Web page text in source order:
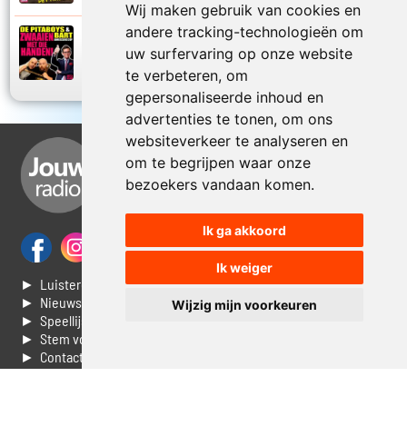
Wij maken gebruik van cookies en
andere tracking-technologieën om
uw surfervaring op onze website
te verbeteren, om
gepersonaliseerde inhoud en
advertenties te tonen, om ons
websiteverkeer te analyseren en
om te begrijpen waar onze
bezoekers vandaan komen.
Ik ga akkoord
Ik weiger
Wijzig mijn voorkeuren
De Pitaboys en Bart Anneessens Cops
Zwaaien met die handen
► Luisteren naar Jouwradio
► Nieuws
► Speellijst
► Stem voor de Dag top 3
► Contacteer ons
► Vaak gestelde vragen